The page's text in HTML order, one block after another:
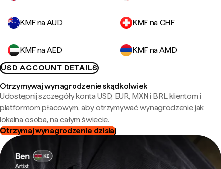
KMF na AUD KMF na CHF
KMF na AED
KMF na AMD
USD ACCOUNT DETAILS
Otrzymywaj wynagrodzenie skądkolwiek
Udostępnij szczegóły konta USD, EUR, MXN i BRL klientom i
platformom płacowym, aby otrzymywać wynagrodzenie jak
lokalna osoba, na całym świecie.
Otrzymaj wynagrodzenie dzisiaj